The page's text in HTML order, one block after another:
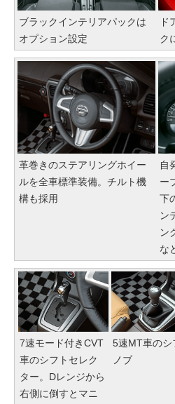
ブラックインテリアパックは
オプション設定
ド
ク
革巻きのステアリングホイー
ルを全車標準装備。チルト機
構も採用
自
ー
下
ン
ン
な
7速モード付きCVT
車のシフトセレク
ター。Dレンジから
右側に倒すとマニ
5速MT車のシ
ノブ